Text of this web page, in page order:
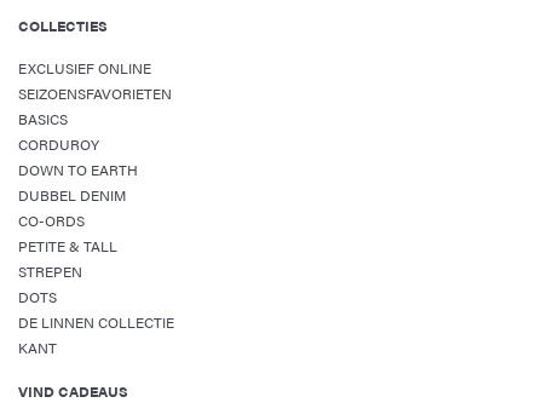
COLLECTIES
EXCLUSIEF ONLINE
SEIZOENSFAVORIETEN
BASICS
CORDUROY
DOWN TO EARTH
DUBBEL DENIM
CO-ORDS
PETITE & TALL
STREPEN
DOTS
DE LINNEN COLLECTIE
KANT
VIND CADEAUS